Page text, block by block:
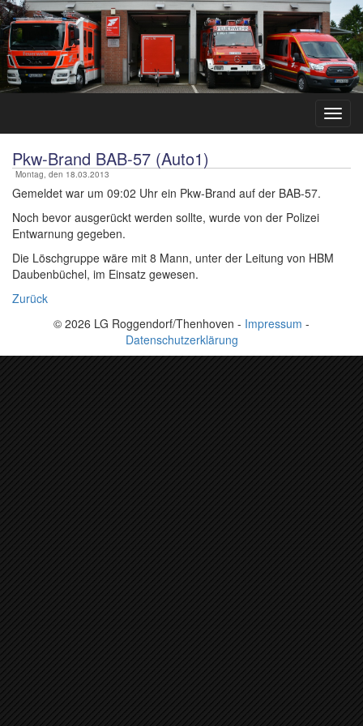
Pkw-Brand BAB-57 (Auto1)
Montag, den 18.03.2013
Gemeldet war um 09:02 Uhr ein Pkw-Brand auf der BAB-57.
Noch bevor ausgerückt werden sollte, wurde von der Polizei
Entwarnung gegeben.
Die Löschgruppe wäre mit 8 Mann, unter der Leitung von HBM
Daubenbüchel, im Einsatz gewesen.
Zurück
© 2026 LG Roggendorf/Thenhoven - Impressum -
Datenschutzerklärung